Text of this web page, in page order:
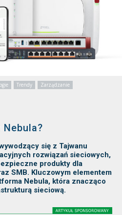
Trendy
Zarządzanie
się z Tajwanu
rozwiązań sieciowych,
produkty dla
SMB. Kluczowym elementem
Nebula, która znacząco
sieciową.